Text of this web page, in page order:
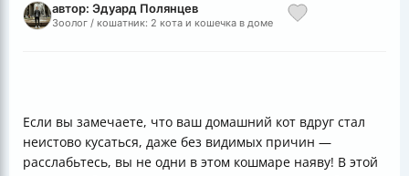
автор: Эдуард Полянцев
Зоолог / кошатник: 2 кота и кошечка в доме
Если вы замечаете, что ваш домашний кот вдруг стал
неистово кусаться, даже без видимых причин —
расслабьтесь, вы не одни в этом кошмаре наяву! В этой